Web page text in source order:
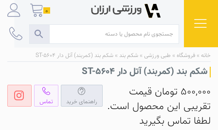
content
0
خانه » فروشگاه » طبی ورزشی » شکم‌ بند » شکم بند (کمربند) آتل دار ST-5604
شکم بند (کمربند) آتل دار ST-5604
راهنمای خرید تماس
500,000 تومان قیمت
تقریبی این محصول است.
لطفا تماس بگیرید